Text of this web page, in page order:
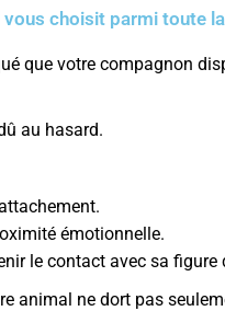
vous choisit parmi toute
que votre compagnon
au hasard.
émotionnelle.
le contact avec sa figure
animal ne dort pas